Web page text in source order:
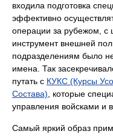
входила подготовка
эффективно
операции за рубежом, с
инструмент внешней
подразделениям было
имена. Так
путать с КУКС (Курсы
Состава) , которые
управления войсками и
Самый яркий образ